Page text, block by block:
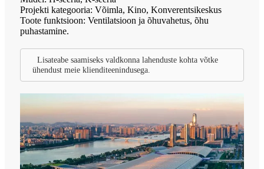
Projekti kategooria: Võimla, Kino, Konverentsikeskus
Toote funktsioon: Ventilatsioon ja õhuvahetus, õhu
puhastamine.
Lisateabe saamiseks valdkonna lahenduste kohta võtke
ühendust meie klienditeenindusega.